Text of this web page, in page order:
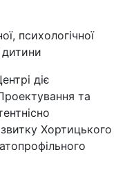
психологічної
дитини
діє
та
Хортицького